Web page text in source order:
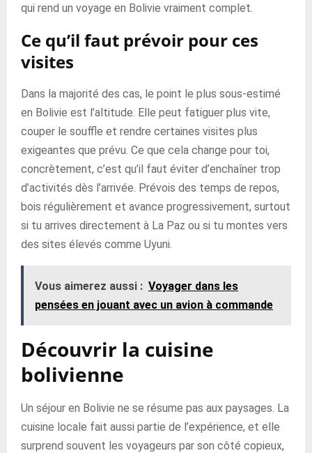
qui rend un voyage en Bolivie vraiment complet.
Ce qu’il faut prévoir pour ces
visites
Dans la majorité des cas, le point le plus sous-estimé
en Bolivie est l’altitude. Elle peut fatiguer plus vite,
couper le souffle et rendre certaines visites plus
exigeantes que prévu. Ce que cela change pour toi,
concrètement, c’est qu’il faut éviter d’enchaîner trop
d’activités dès l’arrivée. Prévois des temps de repos,
bois régulièrement et avance progressivement, surtout
si tu arrives directement à La Paz ou si tu montes vers
des sites élevés comme Uyuni.
Vous aimerez aussi : Voyager dans les
pensées en jouant avec un avion à commande
Découvrir la cuisine
bolivienne
Un séjour en Bolivie ne se résume pas aux paysages. La
cuisine locale fait aussi partie de l’expérience, et elle
surprend souvent les voyageurs par son côté copieux,